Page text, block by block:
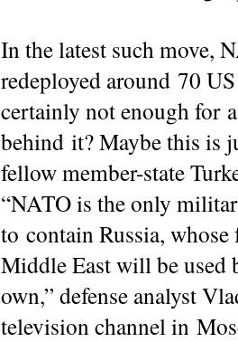
In the latest such move,
redeployed around 70
certainly not enough for
behind it? Maybe this is
fellow member-state
“NATO is the only
to contain Russia,
Middle East will be
own,” defense analyst
television channel in